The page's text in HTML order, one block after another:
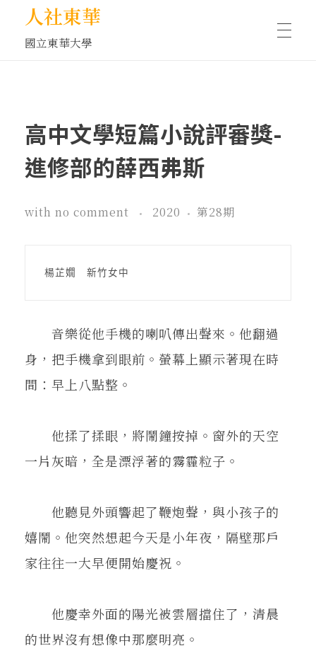
人社東華
國立東華大學
藝文空間
關鍵詞
書評書介
高中文學短篇小說評審獎-
進修部的薛西弗斯
with no comment 2020 第28期
楊芷嫺　新竹女中
音樂從他手機的喇叭傳出聲來。他翻過
身，把手機拿到眼前。螢幕上顯示著現在時
間：早上八點整。
他揉了揉眼，將鬧鐘按掉。窗外的天空
一片灰暗，全是漂浮著的霧霾粒子。
他聽見外頭響起了鞭炮聲，與小孩子的
嬉鬧。他突然想起今天是小年夜，隔壁那戶
家往往一大早便開始慶祝。
他慶幸外面的陽光被雲層擋住了，清晨
的世界沒有想像中那麼明亮。